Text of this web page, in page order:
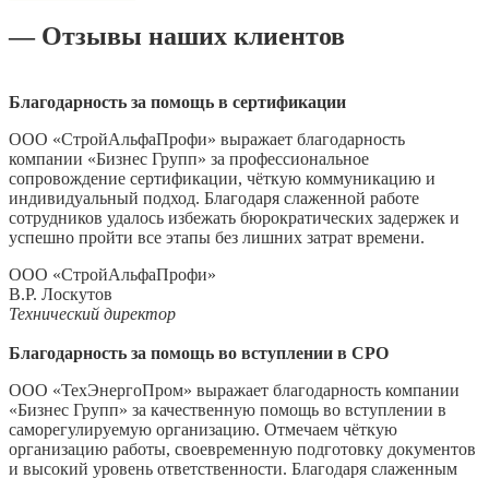
— Отзывы наших клиентов
Благодарность за помощь в сертификации
ООО «СтройАльфаПрофи» выражает благодарность
компании «Бизнес Групп» за профессиональное
сопровождение сертификации, чёткую коммуникацию и
индивидуальный подход. Благодаря слаженной работе
сотрудников удалось избежать бюрократических задержек и
успешно пройти все этапы без лишних затрат времени.
ООО «СтройАльфаПрофи»
В.Р. Лоскутов
Технический директор
Благодарность за помощь во вступлении в СРО
ООО «ТехЭнергоПром» выражает благодарность компании
«Бизнес Групп» за качественную помощь во вступлении в
саморегулируемую организацию. Отмечаем чёткую
организацию работы, своевременную подготовку документов
и высокий уровень ответственности. Благодаря слаженным